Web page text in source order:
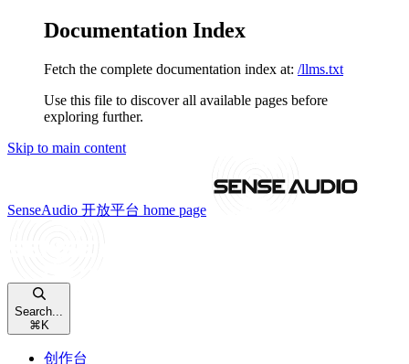
Documentation Index
Fetch the complete documentation index at: /llms.txt
Use this file to discover all available pages before
exploring further.
Skip to main content
SenseAudio 开放平台 home page
Search...
⌘ K
创作台